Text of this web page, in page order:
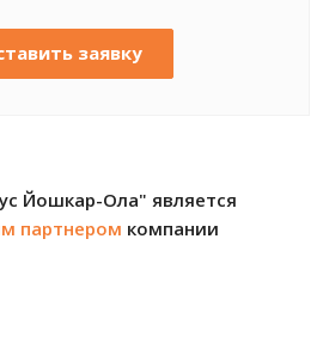
заявку
Йошкар-Ола" является
партнером компании